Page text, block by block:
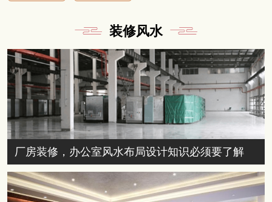
装修风水
厂房装修，办公室风水布局设计知识必须要了解